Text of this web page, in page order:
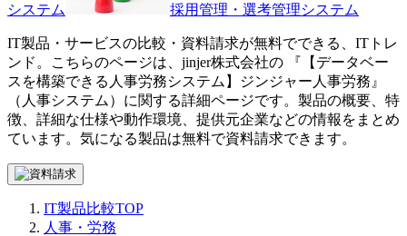
システム 採用管理・選考管理システム
IT製品・サービスの比較・資料請求が無料でできる、ITトレ
ンド。こちらのページは、 jinjer株式会社の 『 【データベー
スを構築できる人事労務システム】
ジンジャー人事労務 』
（ 人事システム ）に関する詳細ページです。製品の概要、特
徴、詳細な仕様や動作環境、提供元企業などの情報をまとめ
ています。気になる製品は無料で資料請求できます。
IT製品比較TOP
人事・労務